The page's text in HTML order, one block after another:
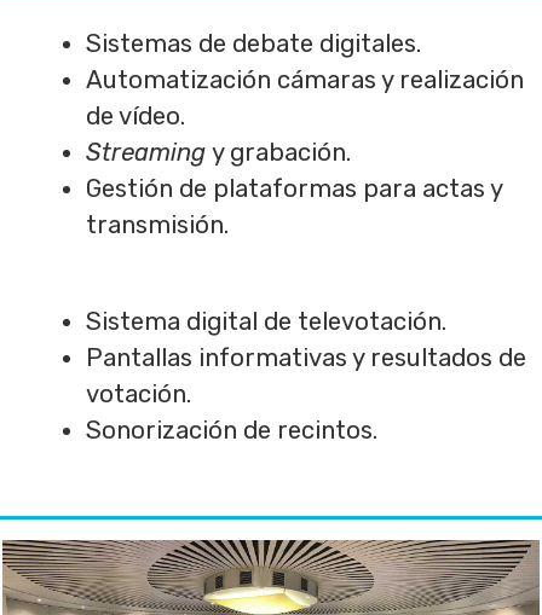
Sistemas de debate digitales.
Automatización cámaras y realización
de vídeo.
Streamingy grabación.
Gestión de plataformas para actas y
transmisión.
Sistema digital de televotación.
Pantallas informativas y resultados de
votación.
Sonorización de recintos.